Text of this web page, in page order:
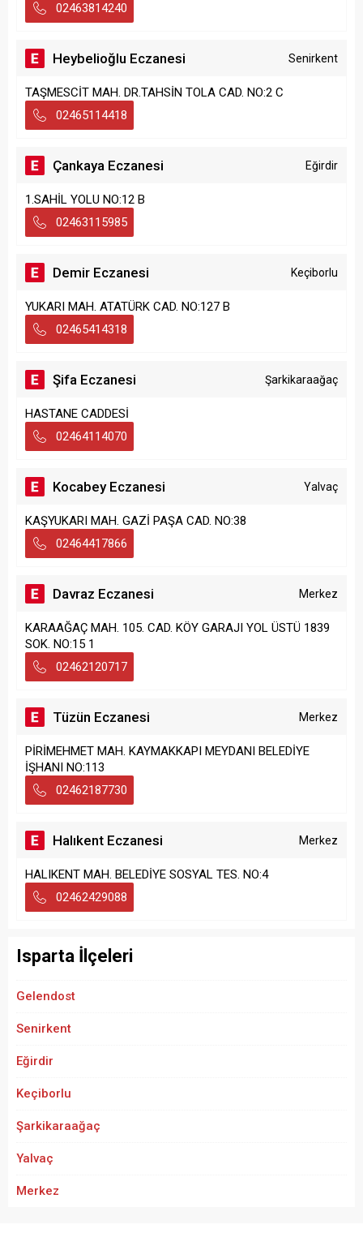
02463814240
Heybelioğlu Eczanesi Senirkent
TAŞMESCİT MAH. DR.TAHSİN TOLA CAD. NO:2 C
02465114418
Çankaya Eczanesi Eğirdir
1.SAHİL YOLU NO:12 B
02463115985
Demir Eczanesi Keçiborlu
YUKARI MAH. ATATÜRK CAD. NO:127 B
02465414318
Şifa Eczanesi Şarkikaraağaç
HASTANE CADDESİ
02464114070
Kocabey Eczanesi Yalvaç
KAŞYUKARI MAH. GAZİ PAŞA CAD. NO:38
02464417866
Davraz Eczanesi Merkez
KARAAĞAÇ MAH. 105. CAD. KÖY GARAJI YOL ÜSTÜ 1839
SOK. NO:15 1
02462120717
Tüzün Eczanesi Merkez
PİRİMEHMET MAH. KAYMAKKAPI MEYDANI BELEDİYE
İŞHANI NO:113
02462187730
Halıkent Eczanesi Merkez
HALIKENT MAH. BELEDİYE SOSYAL TES. NO:4
02462429088
Isparta İlçeleri
Gelendost
Senirkent
Eğirdir
Keçiborlu
Şarkikaraağaç
Yalvaç
Merkez